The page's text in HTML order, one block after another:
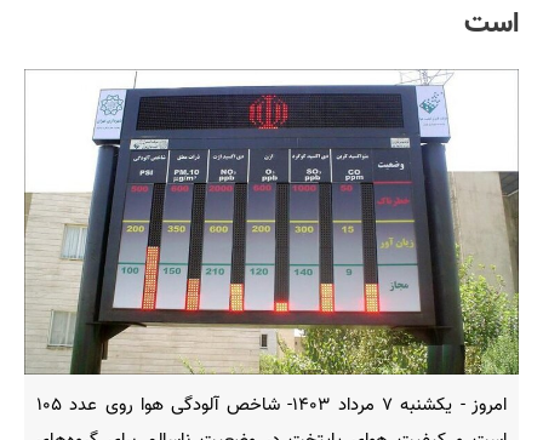
است
امروز - یکشنبه ۷ مرداد ۱۴۰۳- شاخص آلودگی هوا روی عدد ۱۰۵